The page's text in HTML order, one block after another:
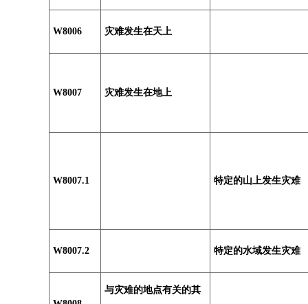
W8006 灾难发生在天上
W8007 灾难发生在地上
W8007.1 特定的山上发生灾难
W8007.2 特定的水域发生灾难
与灾难的地点有关的其